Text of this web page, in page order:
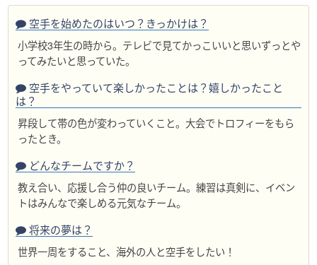
空手を始めたのはいつ？きっかけは？
小学校3年生の時から。テレビで見てかっこいいと思いずっとや
ってみたいと思っていた。
空手をやっていて楽しかったことは？嬉しかったこと
は？
昇段して帯の色が変わっていくこと。大会でトロフィーをもら
ったとき。
どんなチームですか？
教え合い、応援し合う仲の良いチーム。練習は真剣に、イベン
トはみんなで楽しめる元気なチーム。
将来の夢は？
世界一周をすること、海外の人と空手をしたい！